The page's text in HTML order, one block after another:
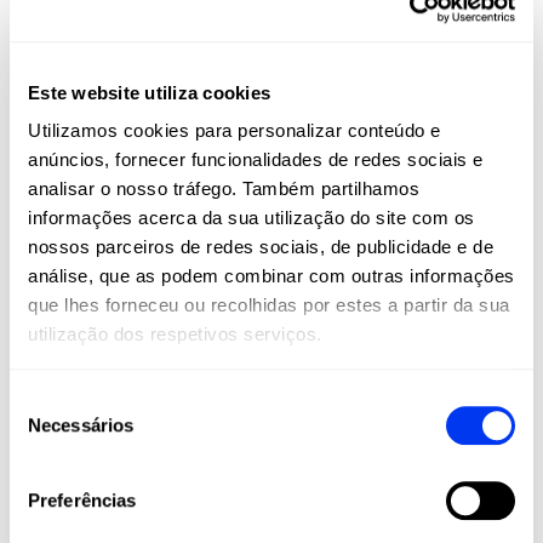
Este website utiliza cookies
Utilizamos cookies para personalizar conteúdo e
anúncios, fornecer funcionalidades de redes sociais e
analisar o nosso tráfego. Também partilhamos
informações acerca da sua utilização do site com os
nossos parceiros de redes sociais, de publicidade e de
análise, que as podem combinar com outras informações
que lhes forneceu ou recolhidas por estes a partir da sua
utilização dos respetivos serviços.
Necessários
Preferências
Mais informação
• Não usar lixívia
• Não lavar a seco
• Não utilizar máquina de secar
• Não engomar
• Lavar à máquina em água fria
Clientes que compraram este produto também
-45%
-